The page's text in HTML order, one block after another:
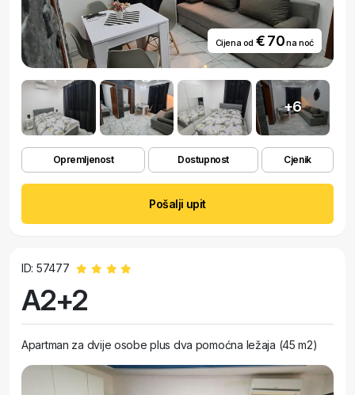
Cijena od € 70na noć
+6
Opremljenost Dostupnost Cjenik
Pošalji upit
ID: 57477
A2+2
Apartman za dvije osobe plus dva pomoćna ležaja (45 m2)